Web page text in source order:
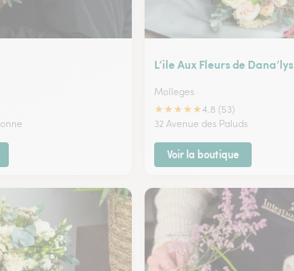
L’ile Aux Fleurs de Dana’lys
Molleges
★★★★★4.8 (53)
32 Avenue des Paluds
Voir la boutique